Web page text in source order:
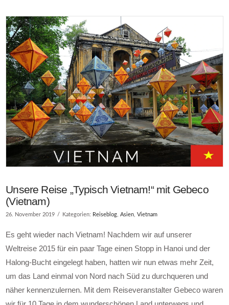
Unsere Reise „Typisch Vietnam!“ mit Gebeco
(Vietnam)
26. November 2019 Kategorien: Reiseblog ,Asien ,Vietnam
Es geht wieder nach Vietnam! Nachdem wir auf unserer
Weltreise 2015 für ein paar Tage einen Stopp in Hanoi und der
Halong-Bucht eingelegt haben, hatten wir nun etwas mehr Zeit,
um das Land einmal von Nord nach Süd zu durchqueren und
näher kennenzulernen. Mit dem Reiseveranstalter Gebeco waren